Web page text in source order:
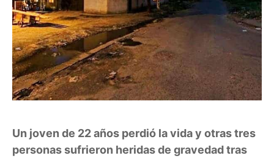
Un joven de 22 años perdió la vida y otras tres
personas sufrieron heridas de gravedad tras